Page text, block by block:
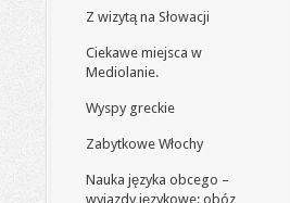
Z wizytą na Słowacji
Ciekawe miejsca w
Mediolanie.
Wyspy greckie
Zabytkowe Włochy
Nauka języka obcego –
wyjazdy językowe: obóz